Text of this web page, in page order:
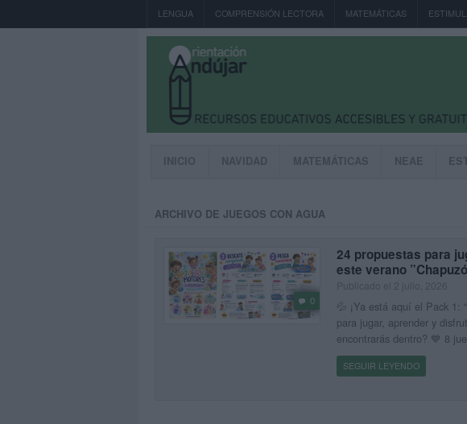
LENGUA COMPRENSIÓN LECTORA MATEMÁTICAS
INICIO NAVIDAD MATEMÁTICAS NEAE
ARCHIVO DE JUEGOS CON AGUA
0
24 propuestas para
este verano
💦 ¡Ya está aquí el Pack 1:
para jugar, aprender y
encontrarás dentro? 💙 8
SEGUIR LEYENDO